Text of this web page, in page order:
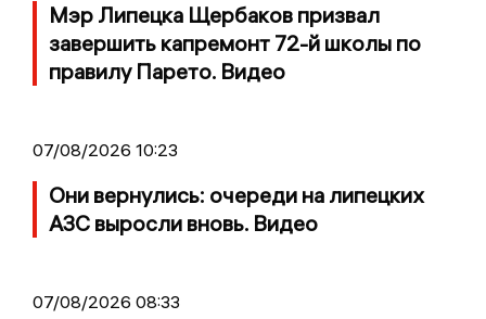
Мэр Липецка Щербаков призвал
завершить капремонт 72-й школы по
правилу Парето. Видео
07/08/2026 10:23
Они вернулись: очереди на липецких
АЗС выросли вновь. Видео
07/08/2026 08:33